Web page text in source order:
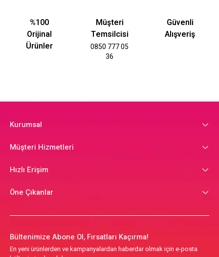
%100
Orijinal
Ürünler
Müşteri
Temsilcisi
0850 777 05
36
Güvenli
Alışveriş
Kurumsal
Müşteri Hizmetleri
Hızlı Erişim
Öne Çıkanlar
Bültenimize Abone Ol, Fırsatları Kaçırma!
En yeni ürünlerden ve kampanyalardan haberdar olmak için e-posta